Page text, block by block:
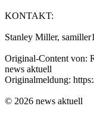
KONTAKT:
Stanley Miller,
Original-Content von:
news aktuell
Originalmeldung:
© 2026 news aktuell